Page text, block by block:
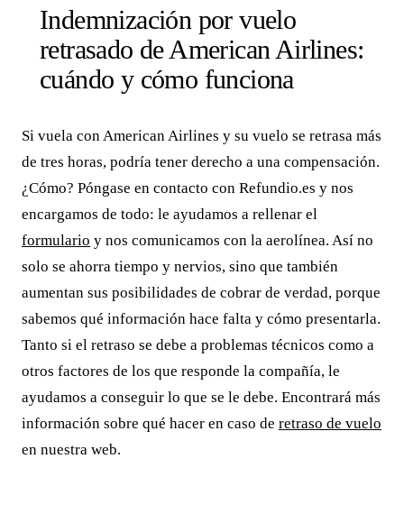
Indemnización por vuelo
retrasado de American Airlines:
cuándo y cómo funciona
Si vuela con American Airlines y su vuelo se retrasa más
de tres horas, podría tener derecho a una compensación.
¿Cómo? Póngase en contacto con Refundio.es y nos
encargamos de todo: le ayudamos a rellenar el
formulario y nos comunicamos con la aerolínea. Así no
solo se ahorra tiempo y nervios, sino que también
aumentan sus posibilidades de cobrar de verdad, porque
sabemos qué información hace falta y cómo presentarla.
Tanto si el retraso se debe a problemas técnicos como a
otros factores de los que responde la compañía, le
ayudamos a conseguir lo que se le debe. Encontrará más
información sobre qué hacer en caso de retraso de vuelo
en nuestra web.